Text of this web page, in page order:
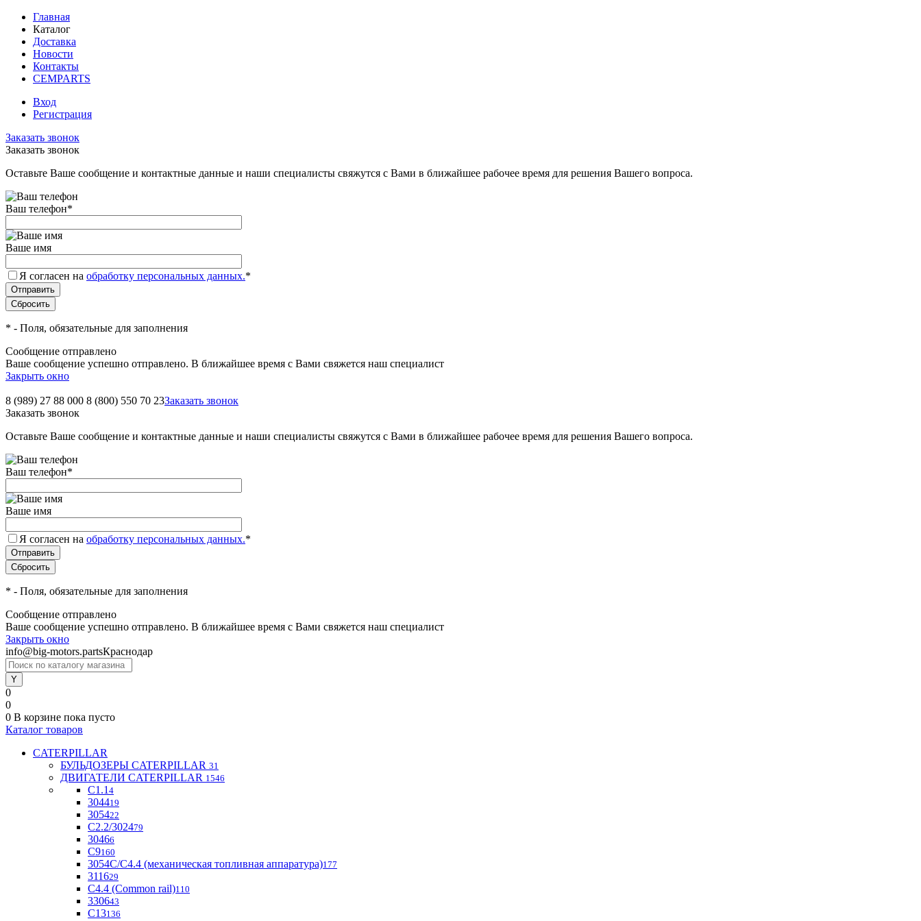
Главная
Каталог
Доставка
Новости
Контакты
CEMPARTS
Вход
Регистрация
Заказать звонок
Заказать звонок
Оставьте Ваше сообщение и контактные данные и наши специалисты свяжутся с Вами в ближайшее рабочее время для решения Вашего вопроса.
Ваш телефон*
Ваше имя
Я согласен на обработку персональных данных.*
* - Поля, обязательные для заполнения
Сообщение отправлено
Ваше сообщение успешно отправлено. В ближайшее время с Вами свяжется наш специалист
Закрыть окно
8 (989) 27 88 000 8 (800) 550 70 23Заказать звонок
Заказать звонок
Оставьте Ваше сообщение и контактные данные и наши специалисты свяжутся с Вами в ближайшее рабочее время для решения Вашего вопроса.
Ваш телефон*
Ваше имя
Я согласен на обработку персональных данных.*
* - Поля, обязательные для заполнения
Сообщение отправлено
Ваше сообщение успешно отправлено. В ближайшее время с Вами свяжется наш специалист
Закрыть окно
info@big-motors.partsКраснодар
0
0
0 В корзине пока пусто
Каталог товаров
CATERPILLAR
БУЛЬДОЗЕРЫ CATERPILLAR 31
ДВИГАТЕЛИ CATERPILLAR 1546
C1.1 4
304419
305422
С2.2/302479
30466
С9160
3054С/С4.4 (механическая топливная аппаратура)177
311629
С4.4 (Common rail)110
330643
С13136